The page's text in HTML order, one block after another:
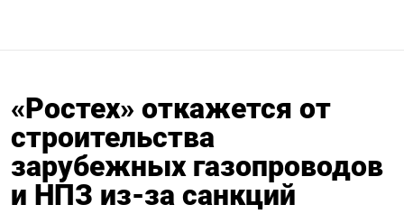
«Ростех» откажется от
строительства
зарубежных газопроводов
и НПЗ из-за санкций